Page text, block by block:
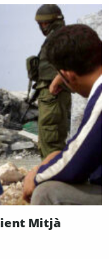
Mitjà